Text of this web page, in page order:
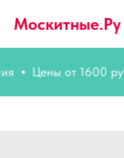
Москитные.Ру
Цены от 1600 руб.